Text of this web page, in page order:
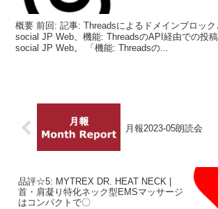
概要 前回: 記事: Threadsによるドメインブロッ
social JP Web、機能: ThreadsのAPI経由での投
social JP Web。 「機能: Threadsの...
月報2023-05朗読会
品評☆5: MYTREX DR. HEAT NECK |
首・肩凝り特化ネック型EMSマッサージ
はコンパクトで〇